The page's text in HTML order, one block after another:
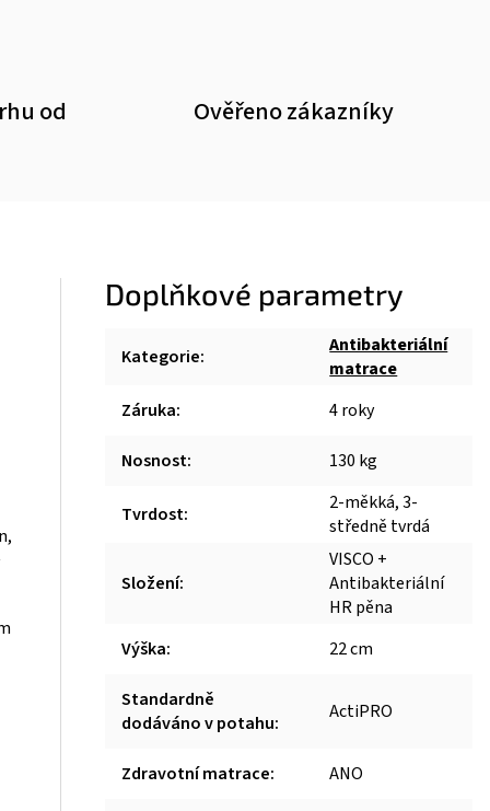
od Ověřeno zákazníky
Doplňkové parametry
Kategorie:
Antibakteriální
matrace
Záruka: 4 roky
Nosnost: 130 kg
Tvrdost:
2-měkká, 3-
středně tvrdá
Složení:
VISCO +
Antibakteriální
HR pěna
Výška: 22 cm
Standardně
dodáváno v potahu: ActiPRO
Zdravotní matrace: ANO